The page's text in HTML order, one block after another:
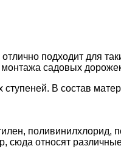
отлично подходит для
садовых
В состав
поливинилхлорид,
сюда относят